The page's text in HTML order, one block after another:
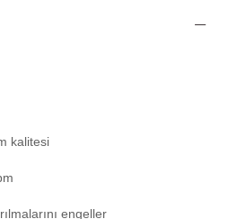
kalitesi
engeller